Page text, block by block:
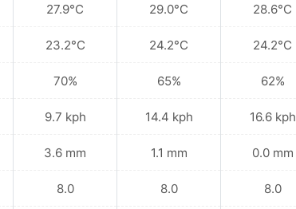
27.9°C
23.2°C
70%
9.7 kph
3.6 mm
8.0
29.0°C
24.2°C
65%
14.4 kph
1.1 mm
8.0
28.6°C
24.2°C
62%
16.6 kph
0.0 mm
8.0